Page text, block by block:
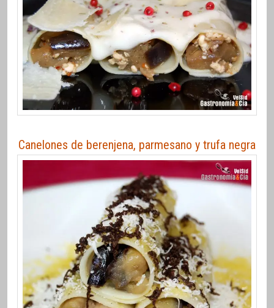
Canelones de berenjena, parmesano y trufa negra